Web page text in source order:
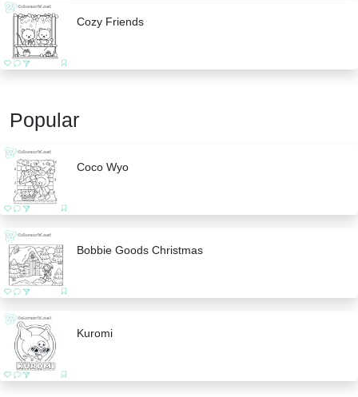
Cozy Friends
Popular
Coco Wyo
Bobbie Goods Christmas
Kuromi